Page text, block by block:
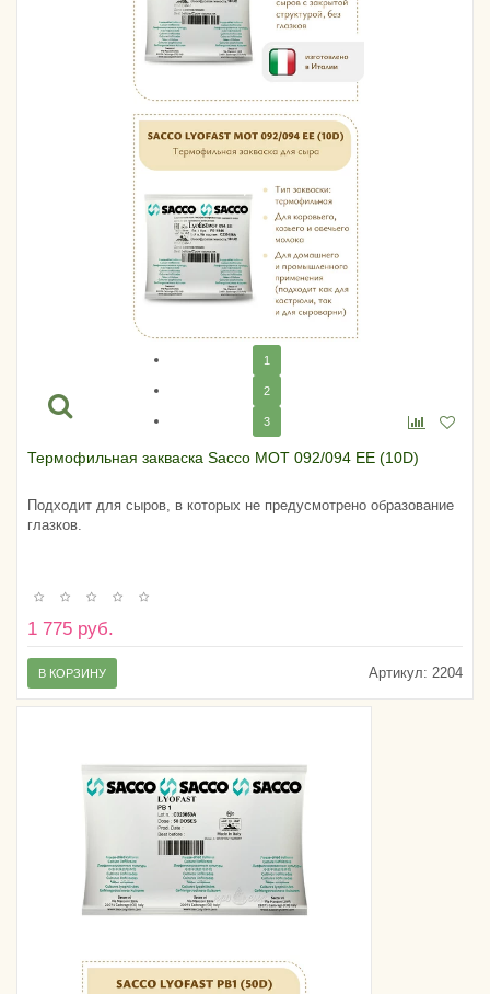
1
2
3
Термофильная закваска Sacco MOT 092/094 EE (10D)
Подходит для сыров, в которых не предусмотрено образование
глазков.
1 775 руб.
Артикул: 2204
В КОРЗИНУ